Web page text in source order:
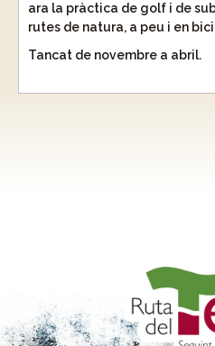
ara la pràctica de golf i de
rutes de natura, a peu i en
Tancat de novembre a abril.